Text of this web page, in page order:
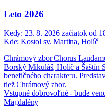
Leto 2026
Kedy: 23. 8. 2026 začiatok od
Kde: Kostol sv. Martina, Holíč
Chrámový zbor Chorus
Borský Mikuláš, Holíč a Šaštín
benefičného charakteru.
tiež Chrámový zbor.
Vstupné dobrovoľné - bude
Magdalény